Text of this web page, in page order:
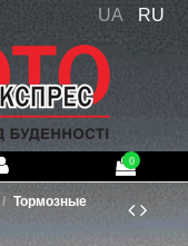
UA RU
0
Тормозные